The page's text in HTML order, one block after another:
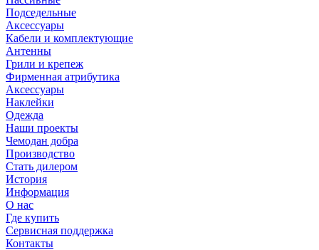
Подседельные
Аксессуары
Кабели и комплектующие
Антенны
Грили и крепеж
Фирменная атрибутика
Аксессуары
Наклейки
Одежда
Наши проекты
Чемодан добра
Производство
Стать дилером
История
Информация
О нас
Где купить
Сервисная поддержка
Контакты